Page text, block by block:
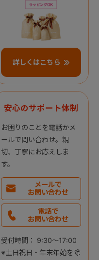
詳しくはこちら
安心のサポート体制
お困りのことを電話かメ
ールで問い合わせ。親
切、丁寧にお応えしま
す。
メールで
お問い合わせ
電話で
お問い合わせ
受付時間： 9:30～17:00
※土日祝日・年末年始を除